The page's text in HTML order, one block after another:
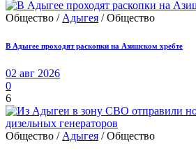
Общество /Адыгея / Общество
В Адыгее проходят раскопки на Азишском хребте
02 авг 2026
0
6
Общество /Адыгея / Общество